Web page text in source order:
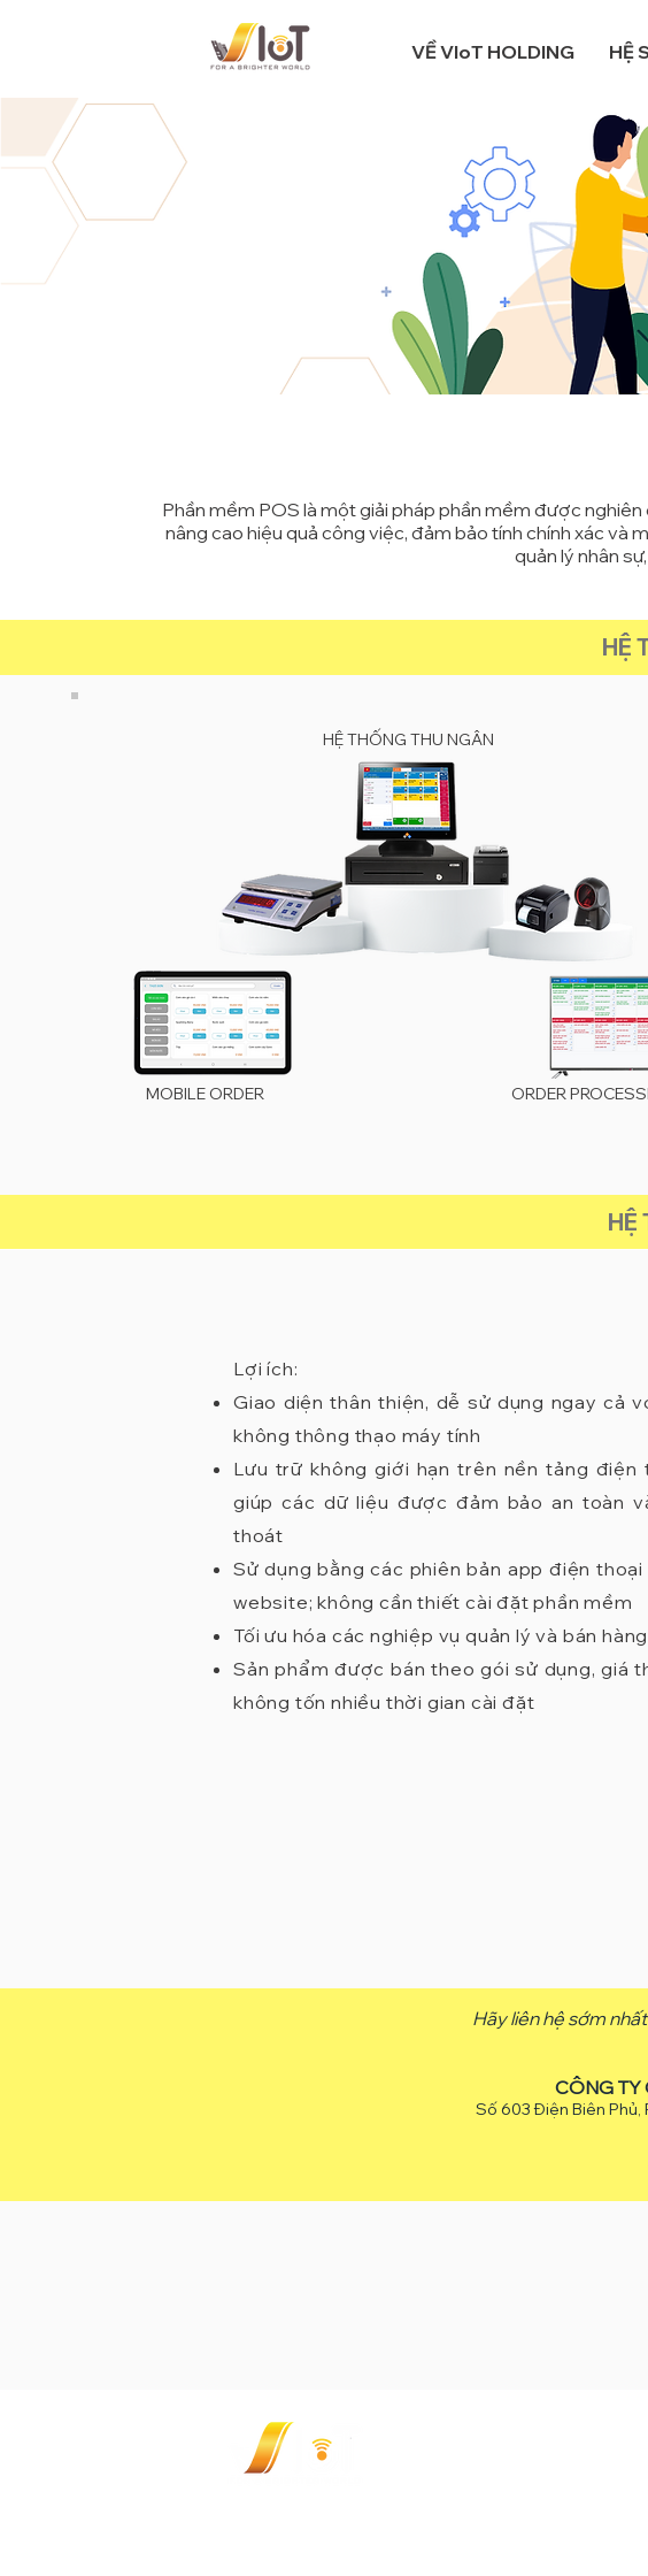
VỀ VIoT HOLDING HỆ
Phần mềm POS là một giải pháp phần mềm được
nâng cao hiệu quả công việc, đảm bảo tính chính xác và
quản lý nhân
HỆ
HỆ THỐNG THU NGÂN
MOBILE ORDER ORDER
HỆ
​Lợi ích:
Giao diện thân thiện, dễ sử dụng ngay cả
không thông thạo máy tính
Lưu trữ không giới hạn trên nền tảng điện
giúp các dữ liệu được đảm bảo an toàn
thoát
Sử dụng bằng các phiên bản app điện
website; không cần thiết cài đặt phần mềm
Tối ưu hóa các nghiệp vụ quản lý và bán hàng
Sản phẩm được bán theo gói sử dụng, giá
không tốn nhiều thời gian cài đặt
Hãy liên hệ sớm
CÔNG TY
Số 603 Điện Biên Phủ,